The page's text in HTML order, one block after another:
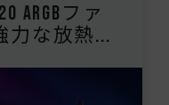
ARGBファ
力な放熱...